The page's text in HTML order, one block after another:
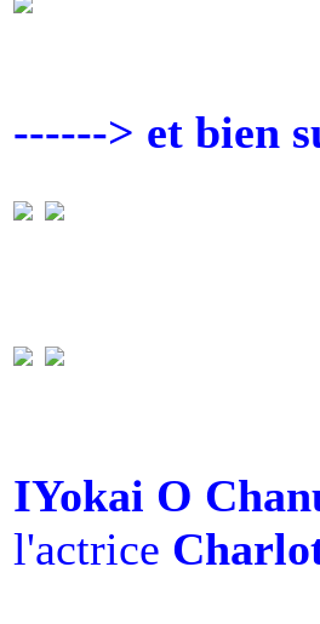
------> et bien
IYokai O
l'actrice